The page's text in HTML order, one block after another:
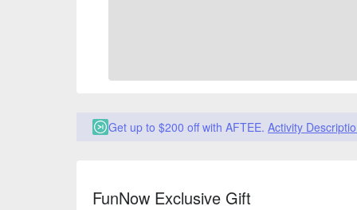
Get up to $200 off with AFTEE. Activity
FunNow Exclusive Gift